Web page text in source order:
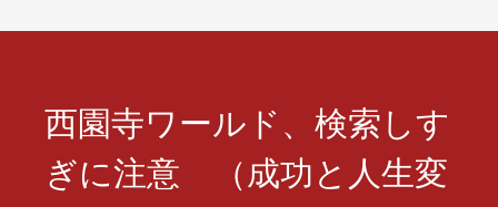
ン
西園寺ワールド、検索しす
ぎに注意 （成功と人生変